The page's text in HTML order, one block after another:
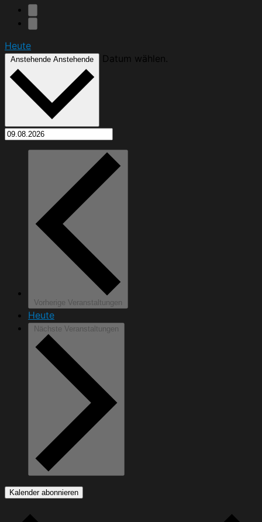
Heute
Anstehende Anstehende Datum wählen.
Vorherige Veranstaltungen
Heute
Nächste Veranstaltungen
Kalender abonnieren